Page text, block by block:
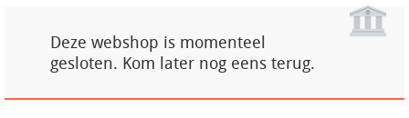
Deze webshop is momenteel
gesloten. Kom later nog eens terug.